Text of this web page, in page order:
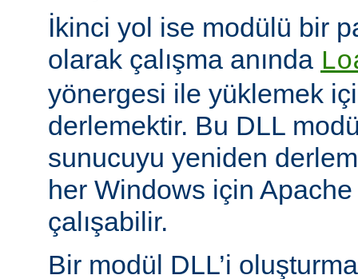
İkinci yol ise modülü bir
olarak çalışma anında
yönergesi ile yüklemek
derlemektir. Bu DLL
sunucuyu yeniden
her Windows için
çalışabilir.
Bir modül DLL’i